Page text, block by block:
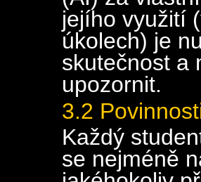
jejího využití
úkolech) je
skutečnost a
upozornit.
3.2
Každý
se nejméně